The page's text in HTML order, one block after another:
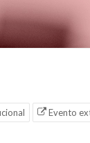
Evento